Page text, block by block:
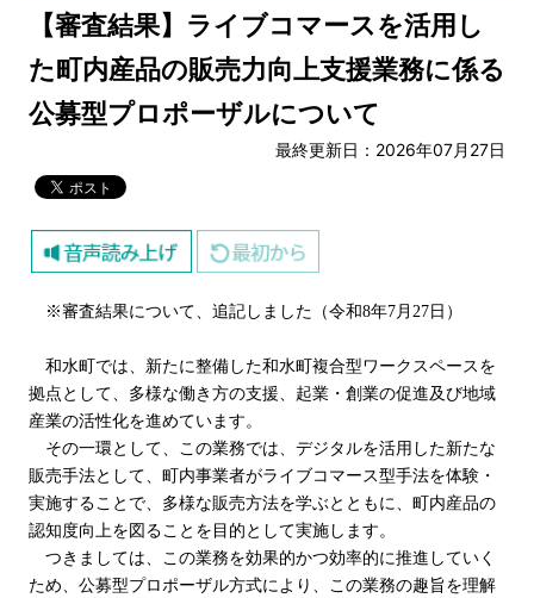
【審査結果】ライブコマースを活用し
た町内産品の販売力向上支援業務に係る
公募型プロポーザルについて
最終更新日：2026年07月27日
※審査結果について、追記しました（令和8年7月27日）
和水町では、新たに整備した和水町複合型ワークスペースを
拠点として、多様な働き方の支援、起業・創業の促進及び地域
産業の活性化を進めています。
その一環として、この業務では、デジタルを活用した新たな
販売手法として、町内事業者がライブコマース型手法を体験・
実施することで、多様な販売方法を学ぶとともに、町内産品の
認知度向上を図ることを目的として実施します。
つきましては、この業務を効果的かつ効率的に推進していく
ため、公募型プロポーザル方式により、この業務の趣旨を理解